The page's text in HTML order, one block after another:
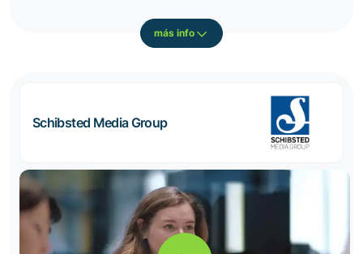
más info
Schibsted Media Group